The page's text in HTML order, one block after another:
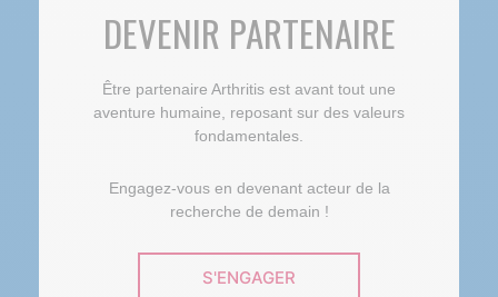
DEVENIR PARTENAIRE
Être partenaire Arthritis est avant tout une
aventure humaine, reposant sur des valeurs
fondamentales.
Engagez-vous en devenant acteur de la
recherche de demain !
S'ENGAGER